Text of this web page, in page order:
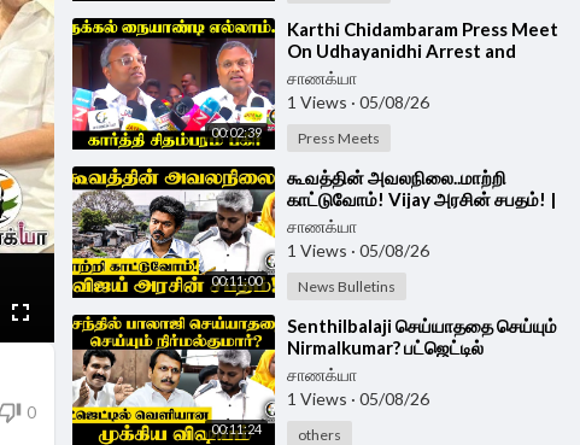
00:02:39
⁣Karthi Chidambaram Press Meet
On Udhayanidhi Arrest and
Vaiko Book Launch | TVK Govt |
Congress
சாணக்யா
1 Views · 05/08/26
Press Meets
00:11:00
⁣கூவத்தின் அவலநிலை..மாற்றி
காட்டுவோம்! Vijay அரசின் சபதம்! |
CM Vijay | TVK Government
சாணக்யா
1 Views · 05/08/26
News Bulletins
00:11:24
⁣Senthilbalaji செய்யாததை செய்யும்
Nirmalkumar? பட்ஜெட்டில்
வெளியான முக்கிய விஷயம் | TN
Assembly 2026
சாணக்யா
1 Views · 05/08/26
others
0